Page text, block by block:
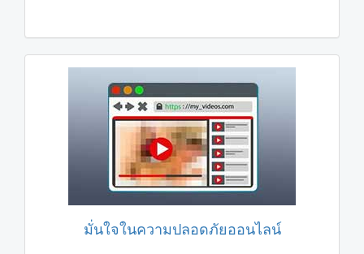
มั่นใจในความปลอดภัยออนไลน์